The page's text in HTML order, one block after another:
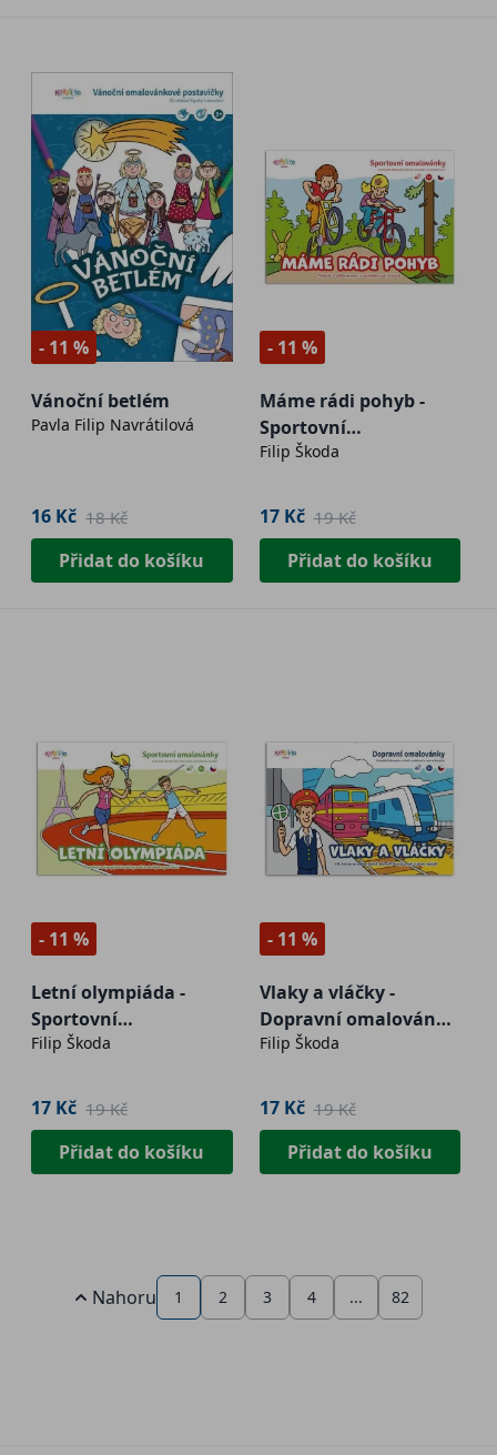
- 11 %
Vánoční betlém
Pavla Filip Navrátilová
16 Kč 18 Kč
Přidat do košíku
- 11 %
Máme rádi pohyb -
Sportovní
omalovánky A5
Filip Škoda
17 Kč 19 Kč
Přidat do košíku
- 11 %
Letní olympiáda -
Sportovní
omalovánky A5
Filip Škoda
17 Kč 19 Kč
Přidat do košíku
- 11 %
Vlaky a vláčky -
Dopravní omalovánky
A5
Filip Škoda
17 Kč 19 Kč
Přidat do košíku
Nahoru 1 2 3 4 ... 82